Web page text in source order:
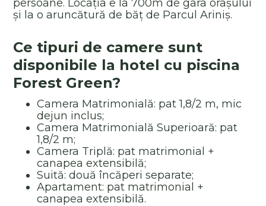
persoane. Locația e la 700m de gara orașului
și la o aruncătură de băț de Parcul Ariniș.
Ce tipuri de camere sunt
disponibile la hotel cu piscina
Forest Green?
Camera Matrimonială: pat 1,8/2 m, mic
dejun inclus;
Camera Matrimonială Superioară: pat
1,8/2 m;
Camera Triplă: pat matrimonial +
canapea extensibilă;
Suită: două încăperi separate;
Apartament: pat matrimonial +
canapea extensibilă.